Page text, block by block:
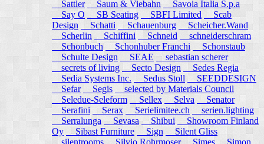
Sattler
Saum & Viebahn
Savoia Italia S.p.a
Say O
SB Seating SBFI Limited
Scab
Design
Schatti Schauenburg
Scheicher.Wand
Scherlin
Schiffini Schneid
schneiderschram
Schonbuch
Schonhuber Franchi
Schonstaub
Schulte Design
SEAE
sebastian scherer
secrets of living
Secto Design
Sedes Regia
Sedia Systems Inc.
Sedus Stoll
SEEDDESIGN
Sefar
Segis
selected by Materials Council
Seledue-Seleform
Sellex Selva
Senator
Serafini
Serax Serielimitee.ch
serien.lighting
Serralunga
Sevasa Shibui
Showroom Finland
Oy
Sibast Furniture Sign
Silent Gliss